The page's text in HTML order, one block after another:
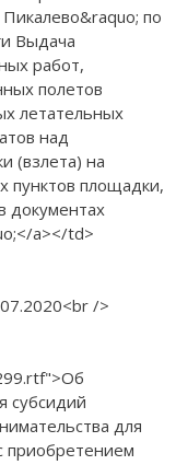
по
Выдача
работ,
полетов
летательных
над
(взлета) на
пунктов площадки,
документах
a></td>
/>
субсидий
для
приобретением